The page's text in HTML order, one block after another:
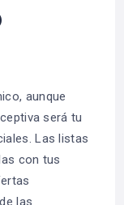
aunque
será tu
Las listas
con tus
las